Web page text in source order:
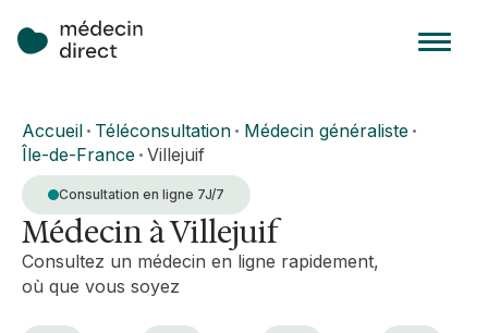
Accueil • Téléconsultation • Médecin généraliste•
Île-de-France •Villejuif
Consultation en ligne 7J/7
Médecin à Villejuif
Consultez un médecin en ligne rapidement,
où que vous soyez